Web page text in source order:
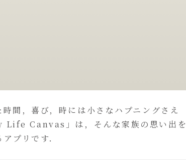
間，喜び，時には小さなハプニングさえ
Life Canvas」は，そんな家族の思い出を
プリです．